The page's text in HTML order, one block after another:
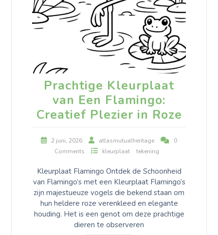
Prachtige Kleurplaat
van Een Flamingo:
Creatief Plezier in Roze
2 juni, 2026 atlasmutualheritage
0
Comments
kleurplaat tekening
Kleurplaat Flamingo Ontdek de Schoonheid
van Flamingo’s met een Kleurplaat Flamingo’s
zijn majestueuze vogels die bekend staan om
hun heldere roze verenkleed en elegante
houding. Het is een genot om deze prachtige
dieren te observeren